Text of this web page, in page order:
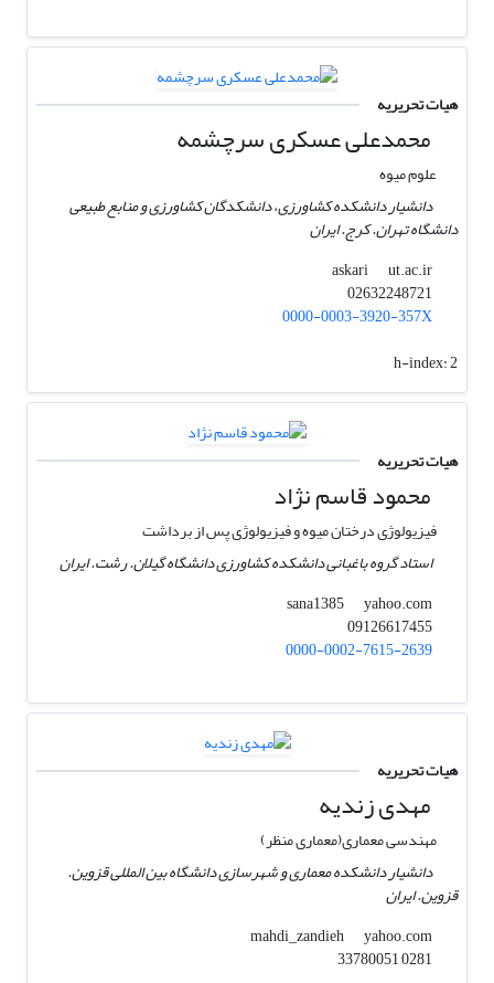
هیات تحریریه
محمدعلی عسکری سرچشمه
علوم میوه
دانشیار دانشکده کشاورزی، دانشکدگان کشاورزی و منابع طبیعی
دانشگاه تهران. کرج. ایران
askari
ut.ac.ir
0000-0003-3920-357X
h-index:2
هیات تحریریه
محمود قاسم نژاد
فیزیولوژِی درختان میوه و فیزیولوژی پس از برداشت
استاد گروه باغبانی دانشکده کشاورزی دانشگاه گیلان. رشت. ایران
sana1385
yahoo.com
09126617455
0000-0002-7615-2639
هیات تحریریه
مهدی زندیه
مهندسی معماری(معماری منظر)
دانشیار دانشکده معماری و شهرسازی دانشگاه بین المللی قزوین.
قزوین. ایران
mahdi_zandieh
yahoo.com